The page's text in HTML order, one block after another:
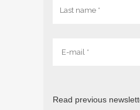
Read previous